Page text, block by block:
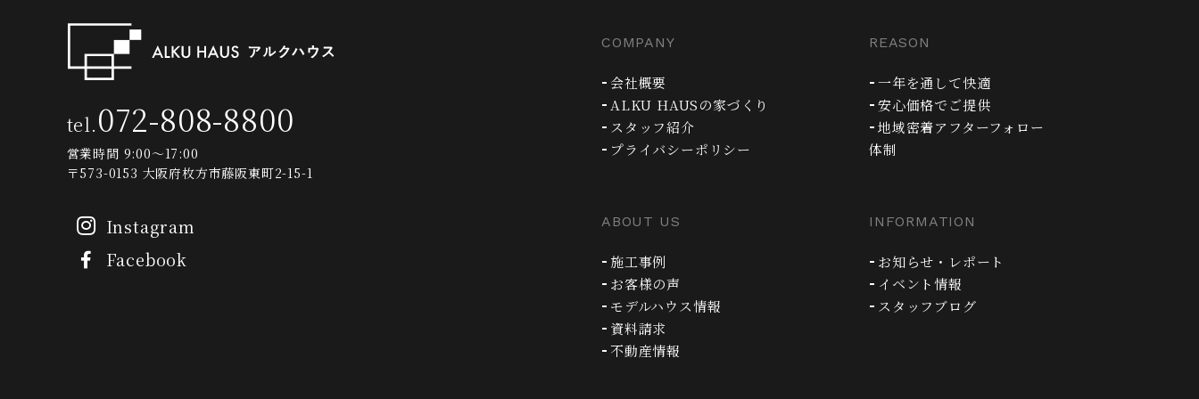
tel.072-808-8800
営業時間 9:00～17:00
〒573-0153 大阪府枚方市藤阪東町2-15-1
Instagram
Facebook
COMPANY
会社概要
ALKU HAUSの家づくり
スタッフ紹介
プライバシーポリシー
REASON
一年を通して快適
安心価格でご提供
地域密着アフターフォロー
体制
ABOUT US
施工事例
お客様の声
モデルハウス情報
資料請求
不動産情報
INFORMATION
お知らせ・レポート
イベント情報
スタッフブログ